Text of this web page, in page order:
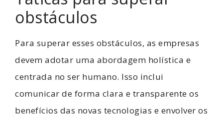
obstáculos
Para superar esses obstáculos, as empresas
devem adotar uma abordagem holística e
centrada no ser humano. Isso inclui
comunicar de forma clara e transparente os
benefícios das novas tecnologias e envolver os